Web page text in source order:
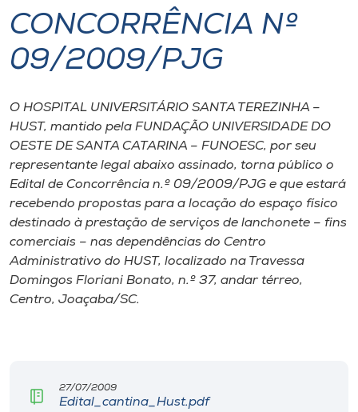
I.nova
Cultura
CPA
Biblioteca
Editora
CONCORRÊNCIA Nº
09/2009/PJG
O HOSPITAL UNIVERSITÁRIO SANTA TEREZINHA –
HUST, mantido pela FUNDAÇÃO UNIVERSIDADE DO
OESTE DE SANTA CATARINA – FUNOESC, por seu
representante legal abaixo assinado, torna público o
Edital de Concorrência n.º 09/2009/PJG e que estará
recebendo propostas para a locação do espaço físico
destinado à prestação de serviços de lanchonete – fins
comerciais – nas dependências do Centro
Administrativo do HUST, localizado na Travessa
Domingos Floriani Bonato, n.º 37, andar térreo,
Centro, Joaçaba/SC.
27/07/2009
Edital_cantina_Hust.pdf